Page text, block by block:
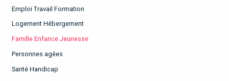
Emploi Travail Formation
Logement Hébergement
Famille Enfance Jeunesse
Personnes agées
Santé Handicap